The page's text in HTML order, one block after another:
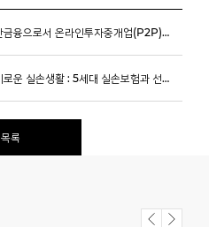
(하나Knowledge+) 대안금융으로서 온라인투자중개업(P2P)의 가능성과 과제
(하나Knowledge+) 슬기로운 실손생활 : 5세대 실손보험과 선택형 특약의 도입
목록